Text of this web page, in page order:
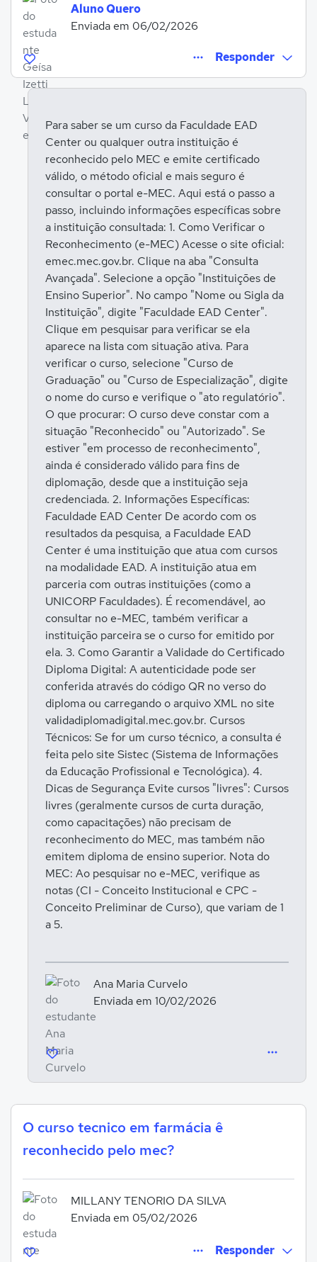
Aluno Quero
Enviada em 06/02/2026
Responder
Entrar para responder
Para saber se um curso da Faculdade EAD
Center ou qualquer outra instituição é
reconhecido pelo MEC e emite certificado
válido, o método oficial e mais seguro é
consultar o portal e-MEC. Aqui está o passo a
passo, incluindo informações específicas sobre
a instituição consultada: 1. Como Verificar o
Reconhecimento (e-MEC) Acesse o site oficial:
emec.mec.gov.br. Clique na aba "Consulta
Avançada". Selecione a opção "Instituições de
Ensino Superior". No campo "Nome ou Sigla da
Instituição", digite "Faculdade EAD Center".
Clique em pesquisar para verificar se ela
aparece na lista com situação ativa. Para
verificar o curso, selecione "Curso de
Graduação" ou "Curso de Especialização", digite
o nome do curso e verifique o "ato regulatório".
O que procurar: O curso deve constar com a
situação "Reconhecido" ou "Autorizado". Se
estiver "em processo de reconhecimento",
ainda é considerado válido para fins de
diplomação, desde que a instituição seja
credenciada. 2. Informações Específicas:
Faculdade EAD Center De acordo com os
resultados da pesquisa, a Faculdade EAD
Center é uma instituição que atua com cursos
na modalidade EAD. A instituição atua em
parceria com outras instituições (como a
UNICORP Faculdades). É recomendável, ao
consultar no e-MEC, também verificar a
instituição parceira se o curso for emitido por
ela. 3. Como Garantir a Validade do Certificado
Diploma Digital: A autenticidade pode ser
conferida através do código QR no verso do
diploma ou carregando o arquivo XML no site
validadiplomadigital.mec.gov.br. Cursos
Técnicos: Se for um curso técnico, a consulta é
feita pelo site Sistec (Sistema de Informações
da Educação Profissional e Tecnológica). 4.
Dicas de Segurança Evite cursos "livres": Cursos
livres (geralmente cursos de curta duração,
como capacitações) não precisam de
reconhecimento do MEC, mas também não
emitem diploma de ensino superior. Nota do
MEC: Ao pesquisar no e-MEC, verifique as
notas (CI - Conceito Institucional e CPC -
Conceito Preliminar de Curso), que variam de 1
a 5.
Ana Maria Curvelo
Enviada em 10/02/2026
O curso tecnico em farmácia ê
reconhecido pelo mec?
MILLANY TENORIO DA SILVA
Enviada em 05/02/2026
Responder